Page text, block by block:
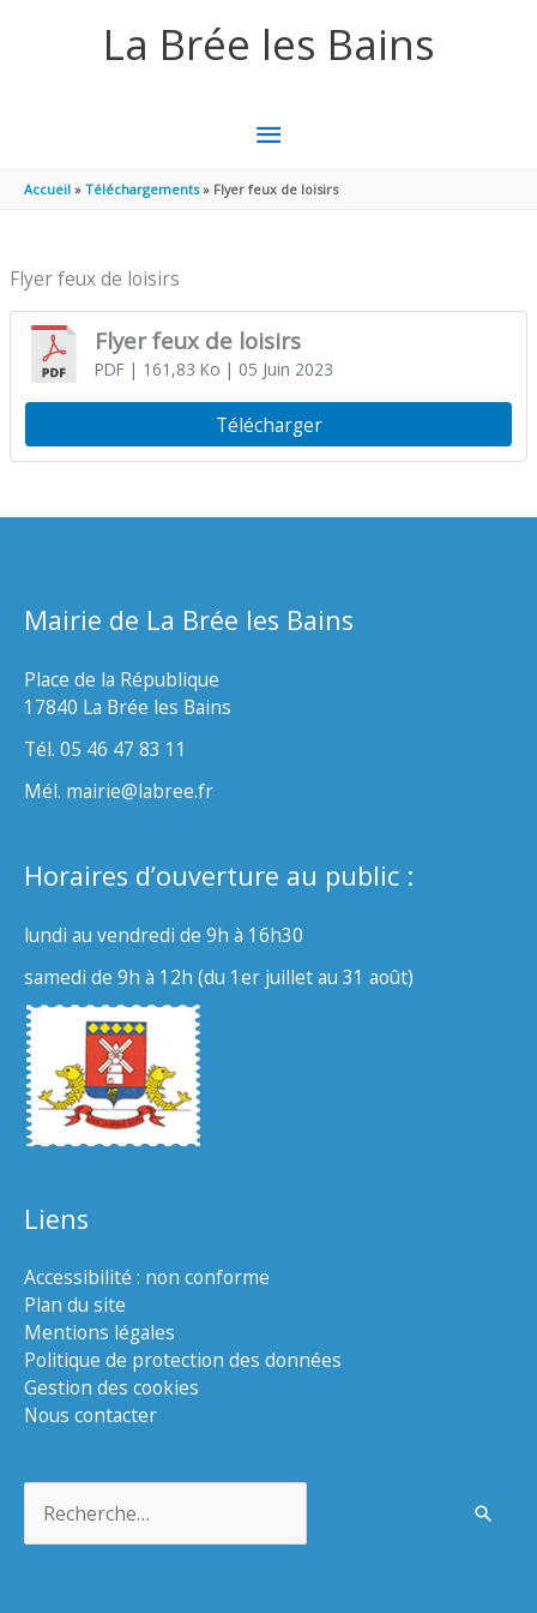
La Brée les Bains
MENU
PRINCIPAL
Accueil Téléchargements Flyer feux de loisirs
Flyer feux de loisirs
Flyer feux de loisirs
PDF| 161,83 Ko | 05 Juin 2023
Télécharger
Mairie de La Brée les Bains
Place de la République
17840 La Brée les Bains
Tél. 05 46 47 83 11
Mél. mairie@labree.fr
Horaires d’ouverture au public :
lundi au vendredi de 9h à 16h30
samedi de 9h à 12h (du 1er juillet au 31 août)
Liens
Accessibilité : non conforme
Plan du site
Mentions légales
Politique de protection des données
Gestion des cookies
Nous contacter